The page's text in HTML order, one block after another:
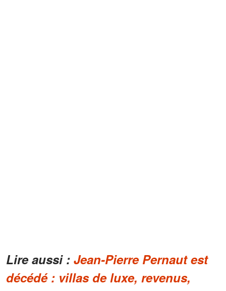
Lire aussi : Jean-Pierre Pernaut est
décédé : villas de luxe, revenus,